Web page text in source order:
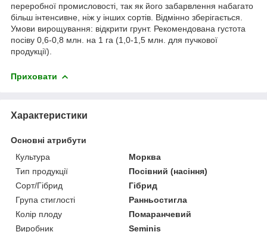
переробної промисловості, так як його забарвлення набагато
більш інтенсивне, ніж у інших сортів. Відмінно зберігається.
Умови вирощування: відкрити грунт. Рекомендована густота
посіву 0,6-0,8 млн. на 1 га (1,0-1,5 млн. для пучкової
продукції).
Приховати
Характеристики
Основні атрибути
Культура
Морква
Тип продукції
Посівний (насіння)
Сорт/Гібрид
Гібрид
Група стиглості
Ранньостигла
Колір плоду
Помаранчевий
Виробник
Seminis